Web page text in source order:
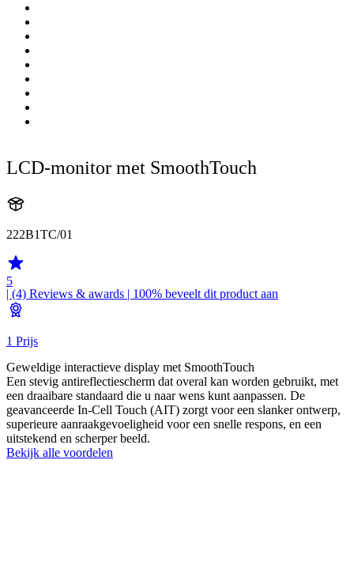
LCD-monitor met SmoothTouch
222B1TC/01
5
| (4) Reviews & awards | 100% beveelt dit product aan
1 Prijs
Geweldige interactieve display met SmoothTouch
Een stevig antireflectiescherm dat overal kan worden gebruikt, met
een draaibare standaard die u naar wens kunt aanpassen. De
geavanceerde In-Cell Touch (AIT) zorgt voor een slanker ontwerp,
superieure aanraakgevoeligheid voor een snelle respons, en een
uitstekend en scherper beeld.
Bekijk alle voordelen